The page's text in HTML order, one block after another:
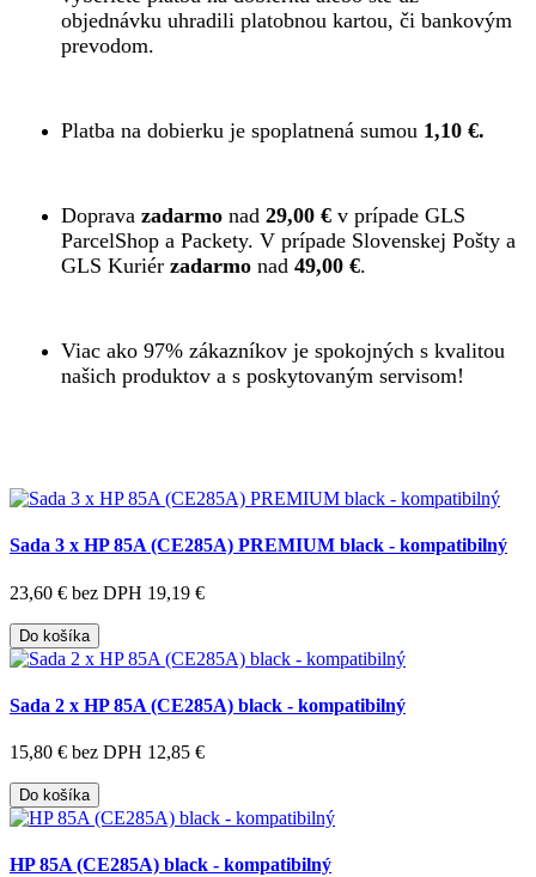
objednávku uhradili platobnou kartou, či bankovým
prevodom.
Platba na dobierku je spoplatnená sumou 1,10 €.
Doprava zadarmo nad 29,00 € v prípade GLS
ParcelShop a Packety. V prípade Slovenskej Pošty a
GLS Kuriér zadarmo nad 49,00 €.
Viac ako 97% zákazníkov je spokojných s kvalitou
našich produktov a s poskytovaným servisom!
Sada 3 x HP 85A (CE285A) PREMIUM black - kompatibilný
23,60 € bez DPH 19,19 €
Do košíka
Sada 2 x HP 85A (CE285A) black - kompatibilný
15,80 € bez DPH 12,85 €
Do košíka
HP 85A (CE285A) black - kompatibilný